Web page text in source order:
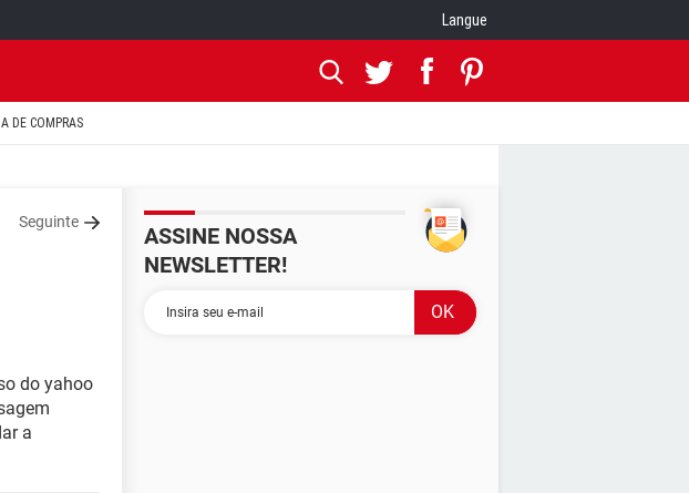
Langue
DE COMPRAS
Seguinte
do yahoo
a
ASSINE NOSSA
NEWSLETTER!